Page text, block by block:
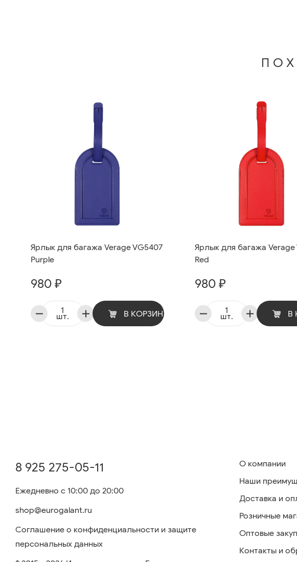
Ярлык для багажа Verage VG5407
Purple
980 ₽
шт. В КОРЗИНУ
Ярлык для багажа Verage
Red
980 ₽
шт. В
8 925 275-05-11
Ежедневно с 10:00 до 20:00
shop@eurogalant.ru
Соглашение о конфиденциальности и защите
персональных данных
О компании
Наши
Доставка и
Розничные
Оптовые
Контакты и